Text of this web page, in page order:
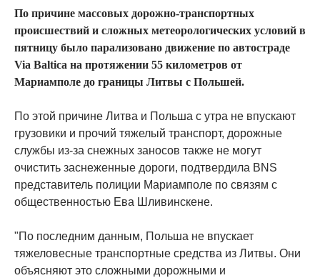
По причине массовых дорожно-транспортных
происшествий и сложных метеорологических условий в
пятницу было парализовано движение по автостраде
Via Baltica на протяжении 55 километров от
Мариамполе до границы Литвы с Польшей.
По этой причине Литва и Польша с утра не впускают
грузовики и прочий тяжелый транспорт, дорожные
службы из-за снежных заносов также не могут
очистить заснеженные дороги, подтвердила BNS
представитель полиции Мариамполе по связям с
общественностью Ева Шливинскене.
"По последним данным, Польша не впускает
тяжеловесные транспортные средства из Литвы. Они
объясняют это сложными дорожными и